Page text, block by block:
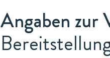
Angaben zur